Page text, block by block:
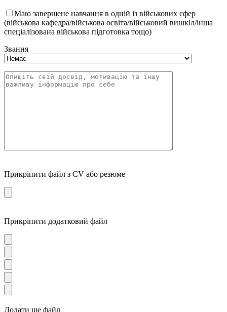
Маю завершене навчання в одній із військових сфер
(військова кафедра/військова освіта/військовий вишкіл/інша
спеціалізована військова підготовка тощо)
Звання
Прикріпити файл з CV або резюме
Прикріпити додатковий файл
Додати ще файл